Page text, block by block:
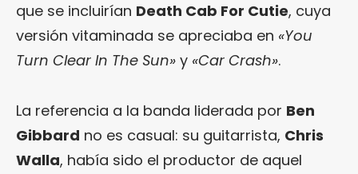
que se incluirían Death Cab For Cutie, cuya
versión vitaminada se apreciaba en «You
Turn Clear In The Sun» y «Car Crash».
La referencia a la banda liderada por Ben
Gibbard no es casual: su guitarrista, Chris
Walla, había sido el productor de aquel